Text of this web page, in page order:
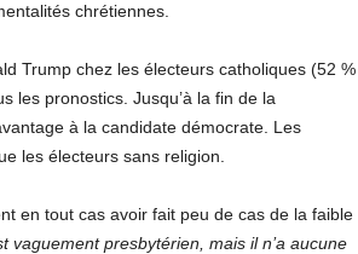
chrétiennes.
Trump chez les électeurs catholiques (52 %
les pronostics. Jusqu’à la fin de la
à la candidate démocrate. Les
les électeurs sans religion.
en tout cas avoir fait peu de cas de la faible
vaguement presbytérien, mais il n’a aucune